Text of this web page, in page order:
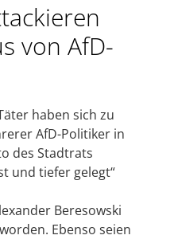
von AfD-
haben sich zu
AfD-Politiker in
des Stadtrats
und tiefer gelegt“
Beresowski
Ebenso seien